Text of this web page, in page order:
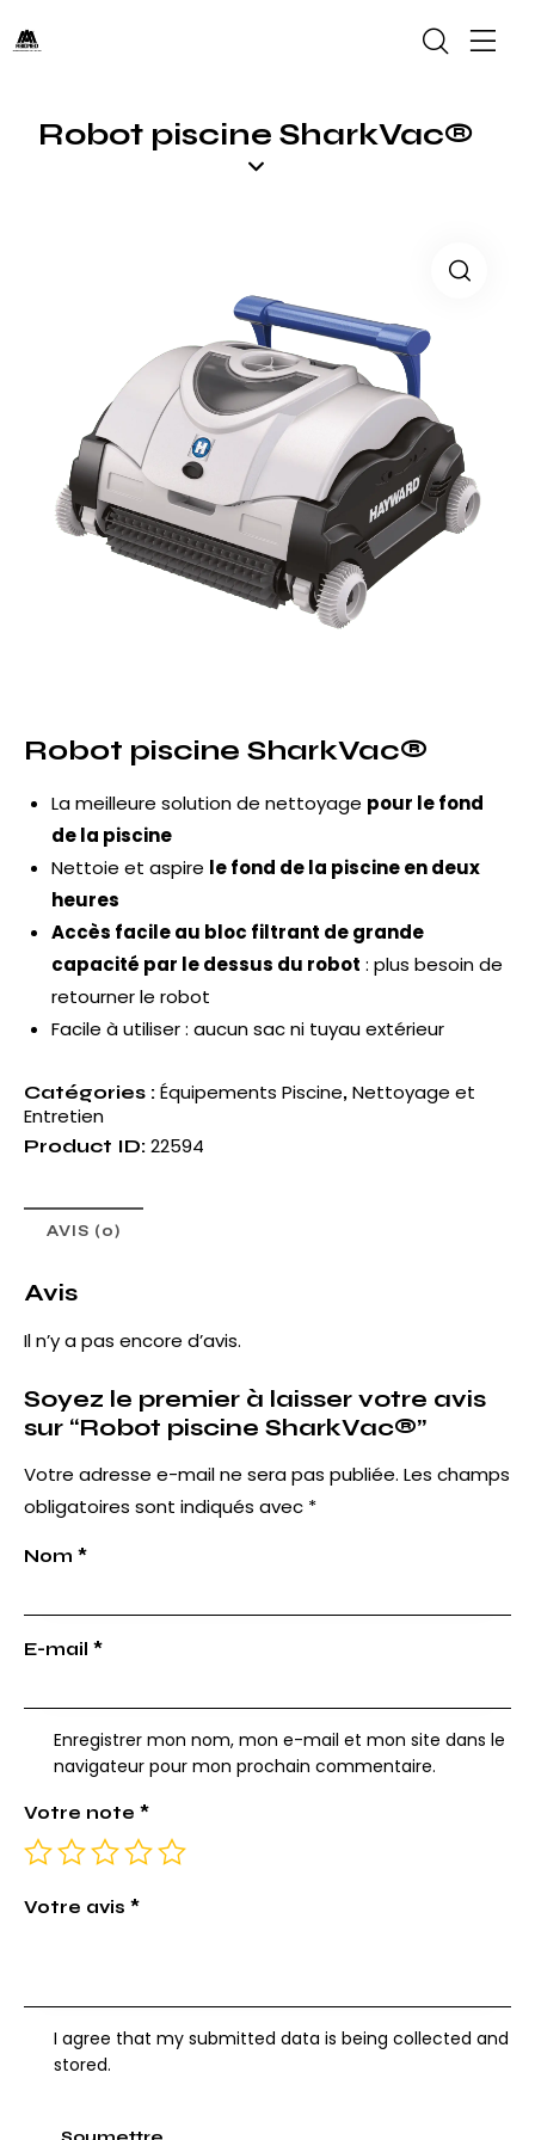
Robot piscine SharkVac®
Robot piscine SharkVac®
La meilleure solution de nettoyage pour le fond
de la piscine
Nettoie et aspire le fond de la piscine en deux
heures
Accès facile au bloc filtrant de grande
capacité par le dessus du robot : plus besoin de
retourner le robot
Facile à utiliser : aucun sac ni tuyau extérieur
Catégories : Équipements Piscine, Nettoyage et
Entretien
Product ID: 22594
AVIS (0)
Avis
Il n’y a pas encore d’avis.
Soyez le premier à laisser votre avis
sur “Robot piscine SharkVac®”
Votre adresse e-mail ne sera pas publiée. Les champs
obligatoires sont indiqués avec *
Nom *
E-mail *
Enregistrer mon nom, mon e-mail et mon site dans le
navigateur pour mon prochain commentaire.
Votre note *
Votre avis *
I agree that my submitted data is being collected and
stored.